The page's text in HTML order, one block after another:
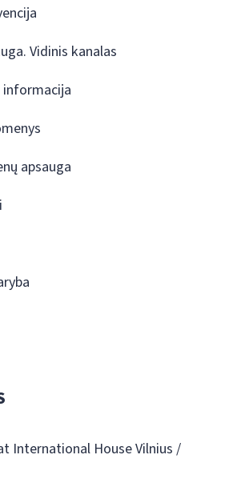
Vidinis kanalas
apsauga
International House Vilnius /